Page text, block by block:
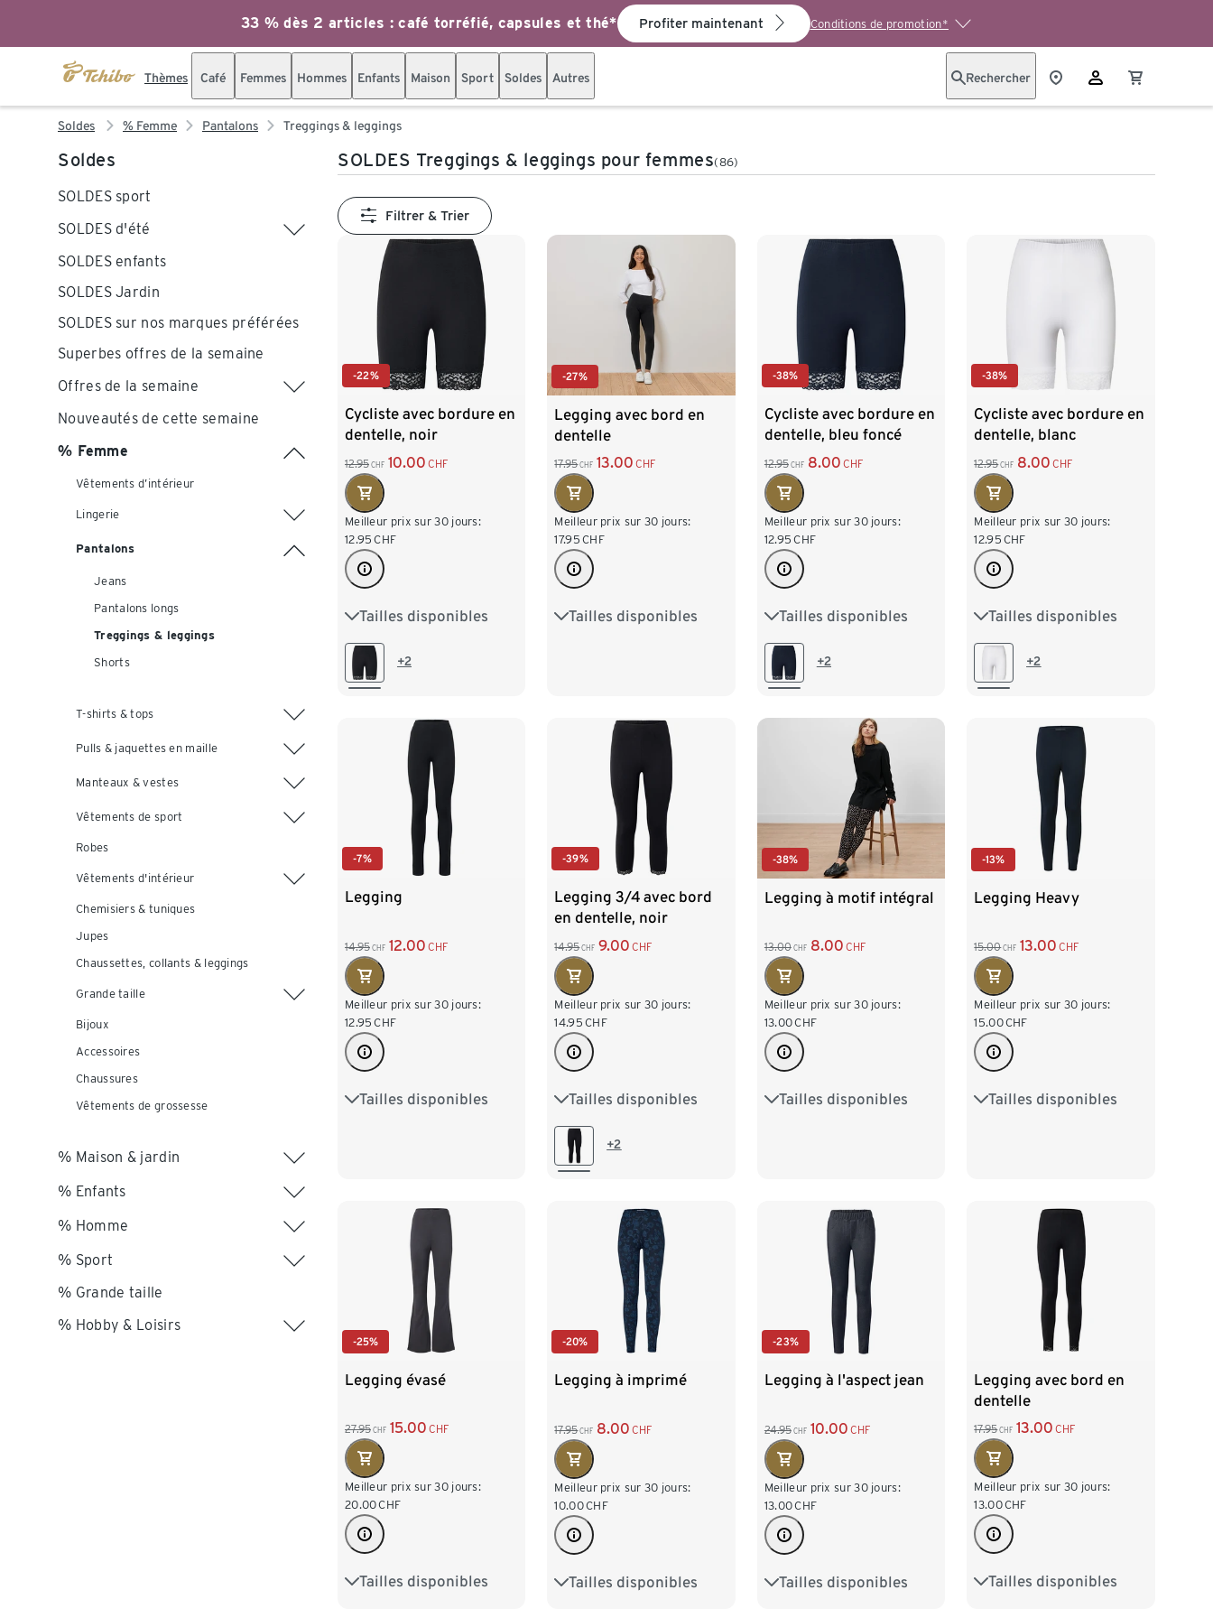
33 % dès 2 articles : café torréfié, capsules et thé* Profiter maintenant Conditions de promotion*
Thèmes Café Femmes Hommes Enfants Maison Sport Soldes Autres Rechercher
Soldes % Femme Pantalons Treggings & leggings
Soldes
SOLDES sport
SOLDES d'été
SOLDES enfants
SOLDES Jardin
SOLDES sur nos marques préférées
Superbes offres de la semaine
Offres de la semaine
Nouveautés de cette semaine
% Femme
Vêtements d’intérieur
Lingerie
Pantalons
Jeans
Pantalons longs
Treggings & leggings
Shorts
T-shirts & tops
Pulls & jaquettes en maille
Manteaux & vestes
Vêtements de sport
Robes
Vêtements d'intérieur
Chemisiers & tuniques
Jupes
Chaussettes, collants & leggings
Grande taille
Bijoux
Accessoires
Chaussures
Vêtements de grossesse
% Maison & jardin
% Enfants
% Homme
% Sport
% Grande taille
% Hobby & Loisirs
SOLDES Treggings & leggings pour femmes(86)
Filtrer & Trier
-22%
Cycliste avec bordure en
dentelle, noir
12.95 CHF 10.00 CHF
Meilleur prix sur 30 jours:
12.95 CHF
Tailles disponibles
S 36/38 M 40/42
L 44/46+2
-27%
Legging avec bord en
dentelle
17.95 CHF 13.00 CHF
Meilleur prix sur 30 jours:
17.95 CHF
Tailles disponibles
S 36/38 M 40/42
-38%
Cycliste avec bordure en
dentelle, bleu foncé
12.95 CHF 8.00 CHF
Meilleur prix sur 30 jours:
12.95 CHF
Tailles disponibles
S 36/38 M 40/42
L 44/46+2
-38%
Cycliste avec bordure en
dentelle, blanc
12.95 CHF 8.00 CHF
Meilleur prix sur 30 jours:
12.95 CHF
Tailles disponibles
S 36/38 M 40/42
L 44/46+2
-7%
Legging
14.95 CHF 12.00 CHF
Meilleur prix sur 30 jours:
12.95 CHF
Tailles disponibles
S 36/38 M 40/42
-39%
Legging 3/4 avec bord
en dentelle, noir
14.95 CHF 9.00 CHF
Meilleur prix sur 30 jours:
14.95 CHF
Tailles disponibles
S 36/38 M 40/42
L 44/46+2
-38%
Legging à motif intégral
13.00 CHF 8.00 CHF
Meilleur prix sur 30 jours:
13.00CHF
Tailles disponibles
S 36/38 M 40/42
-13%
Legging Heavy
15.00 CHF 13.00 CHF
Meilleur prix sur 30 jours:
15.00CHF
Tailles disponibles
S 36/38 M 40/42
-25%
Legging évasé
27.95 CHF 15.00 CHF
Meilleur prix sur 30 jours:
20.00CHF
Tailles disponibles
S 36/38 M 40/42
-20%
Legging à imprimé
17.95 CHF 8.00 CHF
Meilleur prix sur 30 jours:
10.00CHF
Tailles disponibles
S 36/38 M 40/42
-23%
Legging à l'aspect jean
24.95 CHF 10.00 CHF
Meilleur prix sur 30 jours:
13.00CHF
Tailles disponibles
S 36/38 M 40/42
Legging avec bord en
dentelle
17.95 CHF 13.00 CHF
Meilleur prix sur 30 jours:
13.00CHF
Tailles disponibles
S 36/38 M 40/42